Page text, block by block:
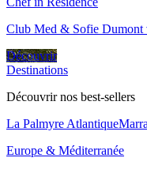
Club Med & Sofie Dumont
Découvrir
Destinations
Découvrir nos best-sellers
La Palmyre Atlantique
Europe & Méditerranée